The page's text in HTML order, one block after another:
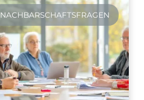
NACHBARSCHAFTSFRAGEN